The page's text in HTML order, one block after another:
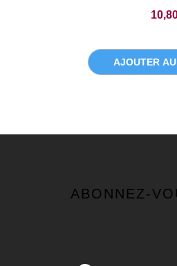
AJOUTER
ABONNEZ-